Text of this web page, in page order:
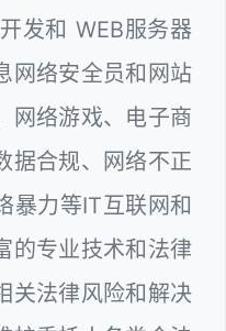
发和 WEB服务器
网络安全员和网站
网络游戏、电子商
据合规、网络不正
暴力等IT互联网和
的专业技术和法律
关法律风险和解决